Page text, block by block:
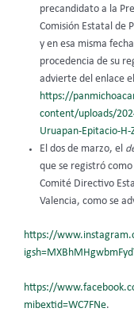
precandidato a la
Comisión Estatal de
y en esa misma
procedencia de su
advierte del enlace
https://
content/uploads/
Uruapan-Epitacio-
El dos de marzo, el
que se registró
Comité Directivo
Valencia, como se
https://
https://
mibextid=WC7FNe.